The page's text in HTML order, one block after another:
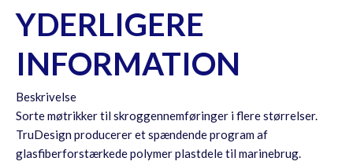
YDERLIGERE
INFORMATION
Beskrivelse
Sorte møtrikker til skroggennemføringer i flere størrelser.
TruDesign producerer et spændende program af
glasfiberforstærkede polymer plastdele til marinebrug.